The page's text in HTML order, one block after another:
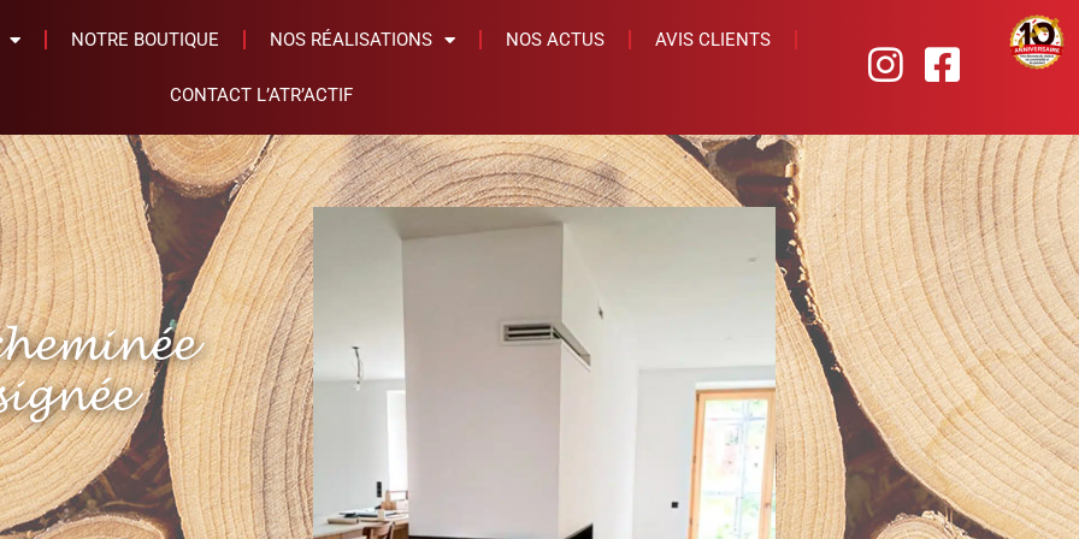
NOTRE BOUTIQUE NOS RÉALISATIONS NOS ACTUS AVIS CLIENTS
CONTACT L’ATR’ACTIF